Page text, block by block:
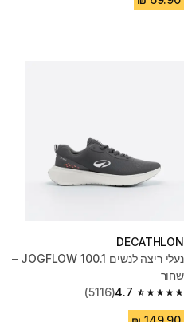
DECATHLON
נעלי ריצה לנשים JOGFLOW 100.1 –
שחור
4.7
4.7 out of 5 stars from 5116 reviews
(5116)